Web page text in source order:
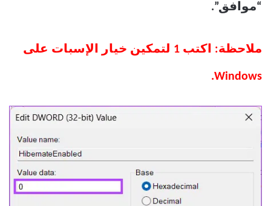
“موافق”.
ملاحظة: اكتب 1 لتمكين خيار الإسبات على
Windows.